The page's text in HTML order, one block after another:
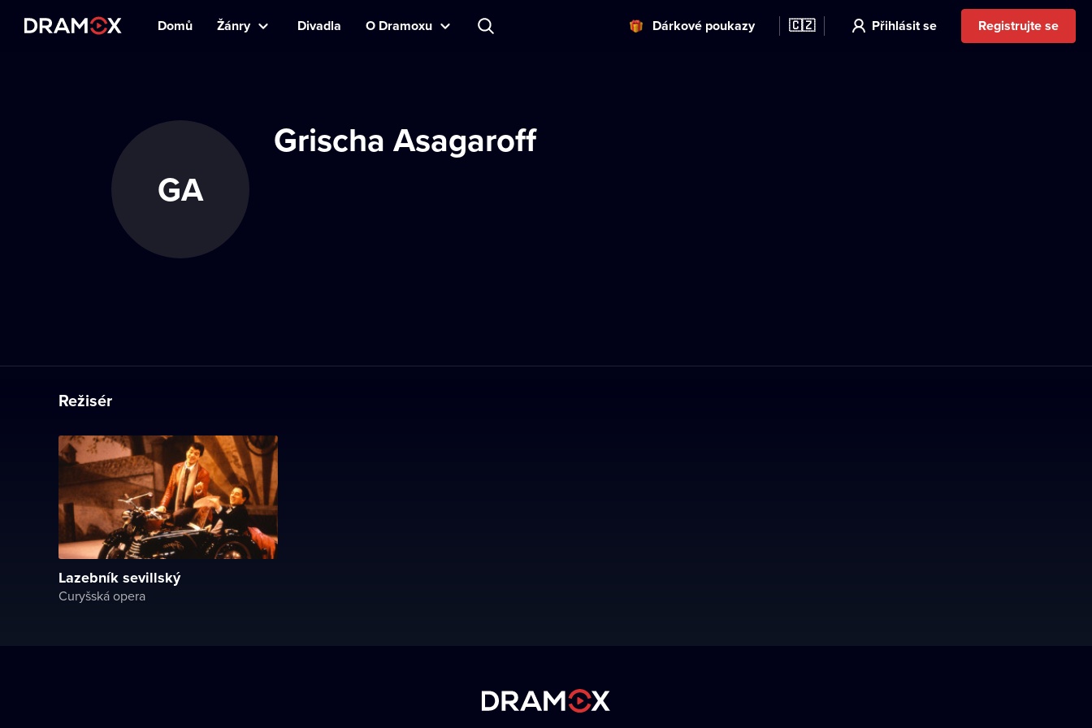
Domů Žánry Divadla O Dramoxu Dárkové poukazy 🇨🇿 Přihlásit se Registrujte se
GA
Grischa Asagaroff
Režisér
Lazebník sevillský
Curyšská opera